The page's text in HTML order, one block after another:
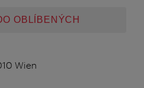
OBLÍBENÝCH
Wien